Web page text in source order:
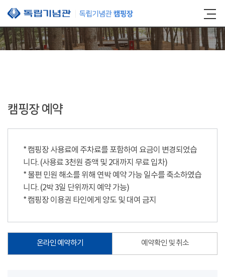
본문 바로가기
캠핑장 예약
* 캠핑장 사용료에 주차료를 포함하여 요금이 변경되었습
니다. (사용료 3천원 증액 및 2대까지 무료 입차)
* 불편 민원 해소를 위해 연박 예약 가능 일수를 축소하였습
니다. (2박 3일 단위까지 예약 가능)
* 캠핑장 이용권 타인에게 양도 및 대여 금지
온라인 예약하기 예약확인 및 취소